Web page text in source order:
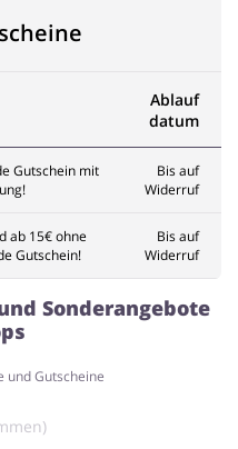
Ablauf
datum
Gutschein mit
Bis auf
Widerruf
ab 15€ ohne
Gutschein!
Bis auf
Widerruf
Sonderangebote
und Gutscheine